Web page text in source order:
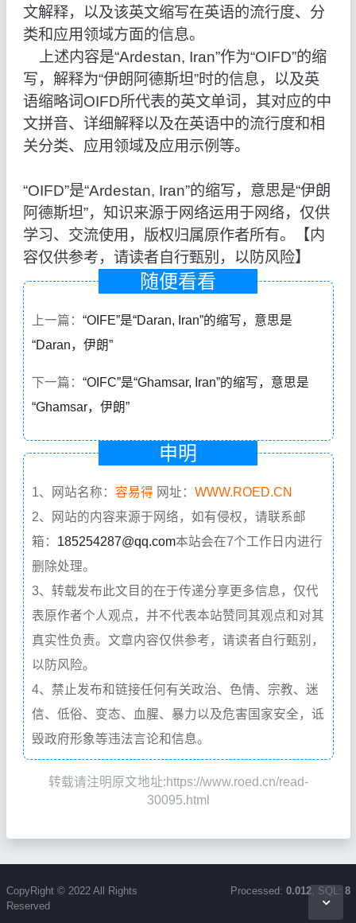
文解释，以及该英文缩写在英语的流行度、分
类和应用领域方面的信息。
上述内容是“Ardestan, Iran”作为“OIFD”的缩
写，解释为“伊朗阿德斯坦”时的信息，以及英
语缩略词OIFD所代表的英文单词，其对应的中
文拼音、详细解释以及在英语中的流行度和相
关分类、应用领域及应用示例等。
“OIFD”是“Ardestan, Iran”的缩写，意思是“伊朗
阿德斯坦”，知识来源于网络运用于网络，仅供
学习、交流使用，版权归属原作者所有。【内
容仅供参考，请读者自行甄别，以防风险】
随便看看
上一篇： “OIFE”是“Daran, Iran”的缩写，意思是
“Daran，伊朗”
下一篇： “OIFC”是“Ghamsar, Iran”的缩写，意思是
“Ghamsar，伊朗”
申明
1、网站名称： 容易得 网址： WWW.ROED.CN
2、网站的内容来源于网络，如有侵权，请联系邮
箱： 185254287@qq.com本站会在7个工作日内进行
删除处理。
3、转载发布此文目的在于传递分享更多信息，仅代
表原作者个人观点，并不代表本站赞同其观点和对其
真实性负责。文章内容仅供参考，请读者自行甄别，
以防风险。
4、禁止发布和链接任何有关政治、色情、宗教、迷
信、低俗、变态、血腥、暴力以及危害国家安全，诋
毁政府形象等违法言论和信息。
转载请注明原文地址:https://www.roed.cn/read-
30095.html
CopyRight © 2022 All Rights
Reserved
Processed: 0.012, SQL: 8